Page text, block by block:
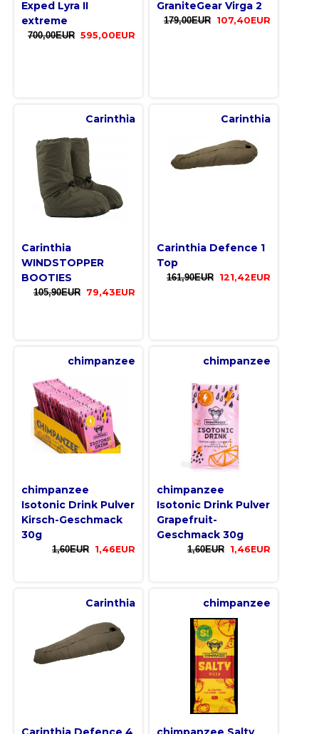
Exped Lyra II
extreme
700,00EUR 595,00EUR
GraniteGear Virga 2
179,00EUR 107,40EUR
Carinthia
Carinthia
WINDSTOPPER
BOOTIES
105,90EUR 79,43EUR
Carinthia
Carinthia Defence 1
Top
161,90EUR 121,42EUR
chimpanzee
chimpanzee
Isotonic Drink Pulver
Kirsch-Geschmack
30g
1,60EUR 1,46EUR
chimpanzee
chimpanzee
Isotonic Drink Pulver
Grapefruit-
Geschmack 30g
1,60EUR 1,46EUR
Carinthia chimpanzee